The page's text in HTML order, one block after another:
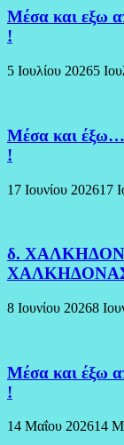
Μέσα και εξω
!
5 Ιουλίου 20265
Μέσα και
!
17 Ιουνίου 202617
δ.
8 Ιουνίου 20268
Μέσα και έξω
!
14 Μαΐου 202614